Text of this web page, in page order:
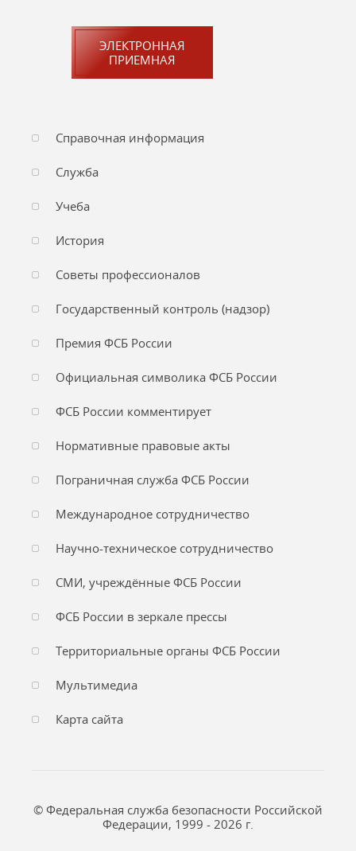
ЭЛЕКТРОННАЯ
ПРИЕМНАЯ
Справочная информация
Служба
Учеба
История
Советы профессионалов
Государственный контроль (надзор)
Премия ФСБ России
Официальная символика ФСБ России
ФСБ России комментирует
Нормативные правовые акты
Пограничная служба ФСБ России
Международное сотрудничество
Научно-техническое сотрудничество
СМИ, учреждённые ФСБ России
ФСБ России в зеркале прессы
Территориальные органы ФСБ России
Мультимедиа
Карта сайта
© Федеральная служба безопасности Российской
Федерации, 1999 - 2026 г.